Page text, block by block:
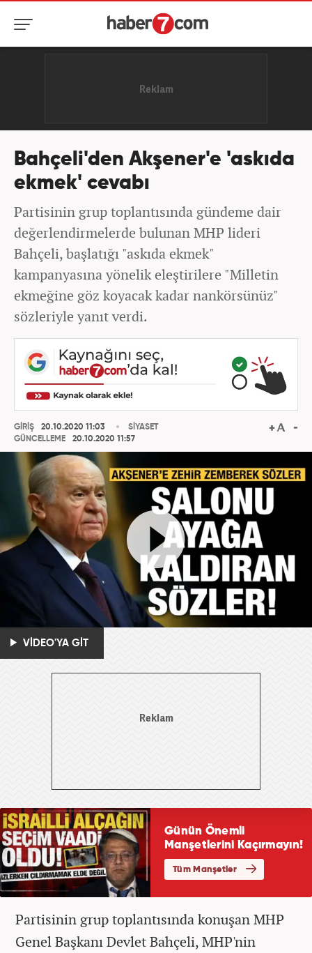
Bahçeli'den Akşener'e 'askıda
ekmek' cevabı
Partisinin grup toplantısında gündeme dair
değerlendirmelerde bulunan MHP lideri
Bahçeli, başlatığı "askıda ekmek"
kampanyasına yönelik eleştirilere "Milletin
ekmeğine göz koyacak kadar nankörsünüz"
sözleriyle yanıt verdi.
GİRİŞ
20.10.2020 11:03
GÜNCELLEME
20.10.2020 11:57
SİYASET
VİDEO'YA GİT
Partisinin grup toplantısında konuşan MHP
Genel Başkanı Devlet Bahçeli, MHP'nin